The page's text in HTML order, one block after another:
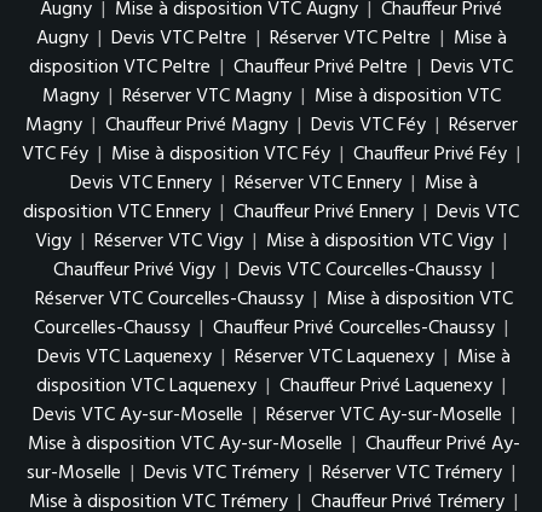
Augny | Mise à disposition VTC Augny | Chauffeur Privé
Augny | Devis VTC Peltre | Réserver VTC Peltre | Mise à
disposition VTC Peltre | Chauffeur Privé Peltre | Devis VTC
Magny | Réserver VTC Magny | Mise à disposition VTC
Magny | Chauffeur Privé Magny | Devis VTC Féy | Réserver
VTC Féy | Mise à disposition VTC Féy | Chauffeur Privé Féy |
Devis VTC Ennery | Réserver VTC Ennery | Mise à
disposition VTC Ennery | Chauffeur Privé Ennery | Devis VTC
Vigy | Réserver VTC Vigy | Mise à disposition VTC Vigy |
Chauffeur Privé Vigy | Devis VTC Courcelles-Chaussy |
Réserver VTC Courcelles-Chaussy | Mise à disposition VTC
Courcelles-Chaussy | Chauffeur Privé Courcelles-Chaussy |
Devis VTC Laquenexy | Réserver VTC Laquenexy | Mise à
disposition VTC Laquenexy | Chauffeur Privé Laquenexy |
Devis VTC Ay-sur-Moselle | Réserver VTC Ay-sur-Moselle |
Mise à disposition VTC Ay-sur-Moselle | Chauffeur Privé Ay-
sur-Moselle | Devis VTC Trémery | Réserver VTC Trémery |
Mise à disposition VTC Trémery | Chauffeur Privé Trémery |